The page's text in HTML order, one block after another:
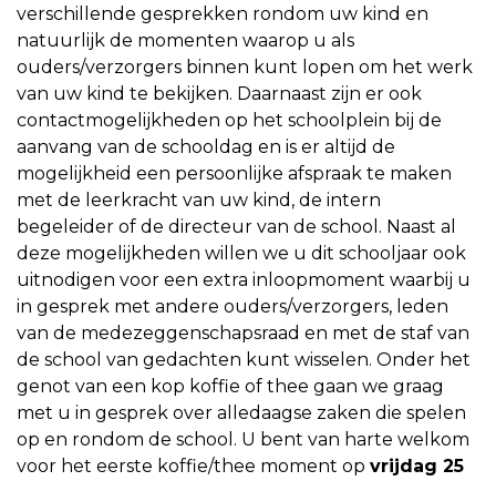
verschillende gesprekken rondom uw kind en
natuurlijk de momenten waarop u als
ouders/verzorgers binnen kunt lopen om het werk
van uw kind te bekijken. Daarnaast zijn er ook
contactmogelijkheden op het schoolplein bij de
aanvang van de schooldag en is er altijd de
mogelijkheid een persoonlijke afspraak te maken
met de leerkracht van uw kind, de intern
begeleider of de directeur van de school. Naast al
deze mogelijkheden willen we u dit schooljaar ook
uitnodigen voor een extra inloopmoment waarbij u
in gesprek met andere ouders/verzorgers, leden
van de medezeggenschapsraad en met de staf van
de school van gedachten kunt wisselen. Onder het
genot van een kop koffie of thee gaan we graag
met u in gesprek over alledaagse zaken die spelen
op en rondom de school. U bent van harte welkom
voor het eerste koffie/thee moment op vrijdag 25